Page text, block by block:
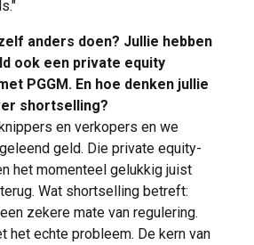
anders doen? Jullie hebben
ook een private equity
PGGM. En hoe denken jullie
shortselling?
en verkopers en we
geld. Die private equity-
het momenteel gelukkig juist
Wat shortselling betreft:
zekere mate van regulering.
het echte probleem. De kern van